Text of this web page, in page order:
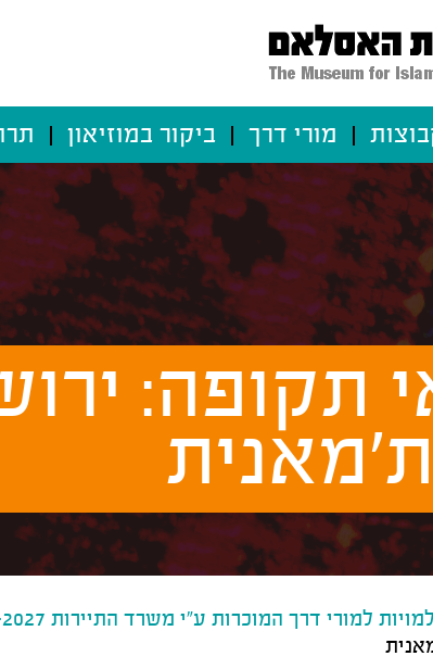
מורי דרך ביקור במוזיאון
תקופה:
למורי דרך המוכרות ע"י משרד התיירות 2026-2027